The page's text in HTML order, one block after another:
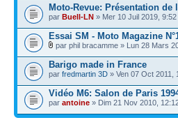
Moto-Revue: Présentation
par Buell-LN » Mer 10 Juil 2019, 9:52
Essai SM - Moto Magazine
par phil bracamme » Lun 28 Mars
Barigo made in France
par fredmartin 3D » Ven 07 Oct 2011,
Vidéo M6: Salon de Paris
par antoine » Dim 21 Nov 2010,